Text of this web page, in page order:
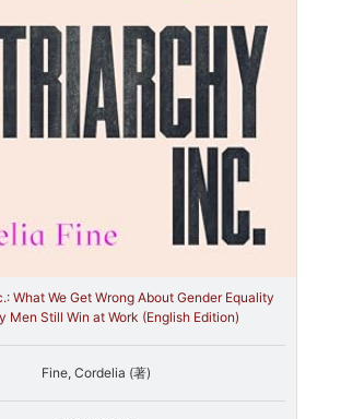
What We Get Wrong About Gender Equality
Men Still Win at Work (English Edition)
Fine, Cordelia (著)